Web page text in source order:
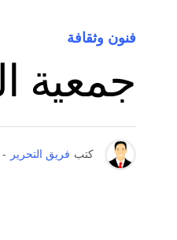
فنون وثقافة
جمعية
كتب فريق التحرير -